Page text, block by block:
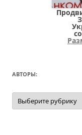
АВТОРЫ:
Авторы: